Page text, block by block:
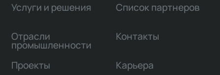
Услуги и решения
Отрасли
промышленности
Проекты
Список партнеров
Контакты
Карьера